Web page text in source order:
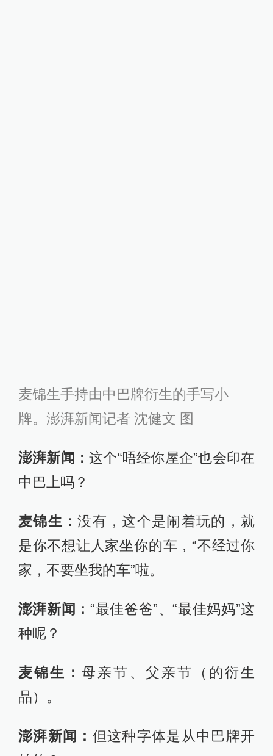
麦锦生手持由中巴牌衍生的手写小
牌。澎湃新闻记者 沈健文 图
澎湃新闻：这个“唔经你屋企”也会印在
中巴上吗？
麦锦生：没有，这个是闹着玩的，就
是你不想让人家坐你的车，“不经过你
家，不要坐我的车”啦。
澎湃新闻： “最佳爸爸”、“最佳妈妈”这
种呢？
麦锦生：母亲节、父亲节（的衍生
品）。
澎湃新闻： 但这种字体是从中巴牌开